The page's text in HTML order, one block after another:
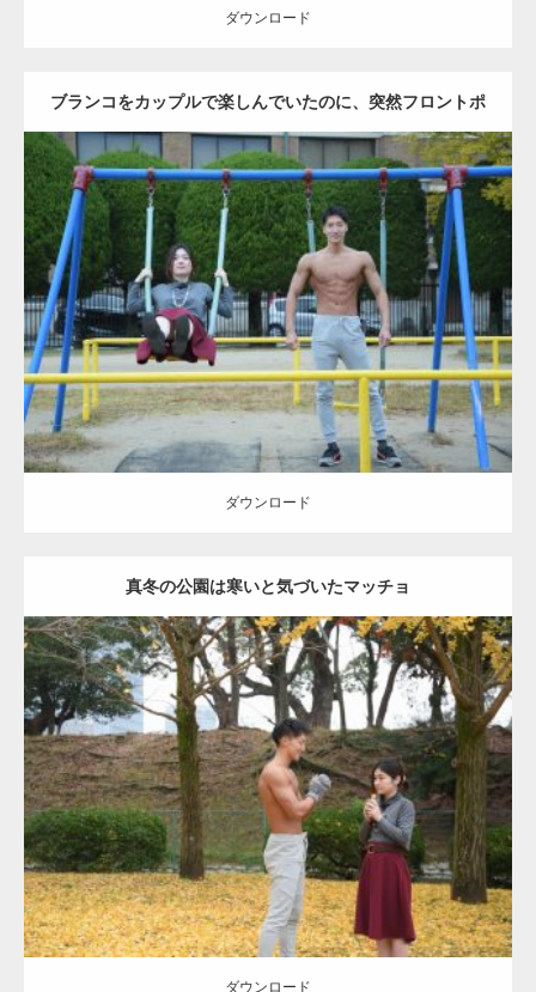
ダウンロード
ブランコをカップルで楽しんでいたのに、突然フロントポ
ーズをするマッチョ
Update: 2021.07.6
Category:公園のマッチョ その他 AKIHITO(細マッチョ) 腹筋 大胸筋
ダウンロード
ダウンロード
真冬の公園は寒いと気づいたマッチョ
Update: 2021.07.8
Category:公園のマッチョ その他 AKIHITO(細マッチョ) 上腕三頭筋
肩
ダウンロード
ダウンロード